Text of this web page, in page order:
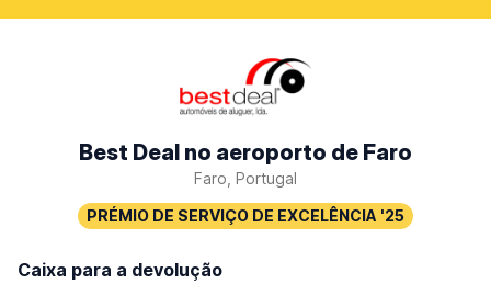
Best Deal no aeroporto de Faro
Faro, Portugal
Caixa para a devolução